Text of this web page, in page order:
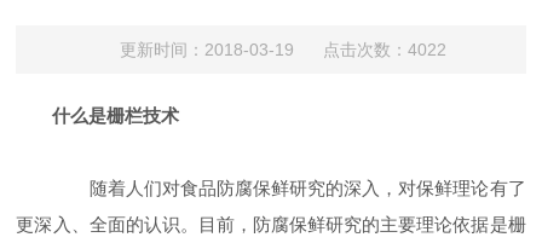
更新时间：2018-03-19 点击次数：4022
什么是栅栏技术
随着人们对食品防腐保鲜研究的深入，对保鲜理论有了
更深入、全面的认识。目前，防腐保鲜研究的主要理论依据是栅